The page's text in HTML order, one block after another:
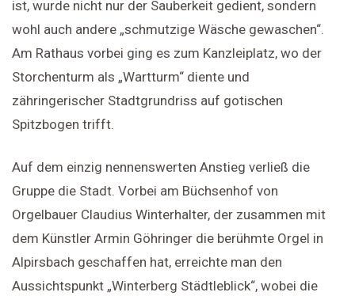
ist, wurde nicht nur der Sauberkeit gedient, sondern
wohl auch andere „schmutzige Wäsche gewaschen“.
Am Rathaus vorbei ging es zum Kanzleiplatz, wo der
Storchenturm als „Wartturm“ diente und
zähringerischer Stadtgrundriss auf gotischen
Spitzbogen trifft.
Auf dem einzig nennenswerten Anstieg verließ die
Gruppe die Stadt. Vorbei am Büchsenhof von
Orgelbauer Claudius Winterhalter, der zusammen mit
dem Künstler Armin Göhringer die berühmte Orgel in
Alpirsbach geschaffen hat, erreichte man den
Aussichtspunkt „Winterberg Städtleblick“, wobei die